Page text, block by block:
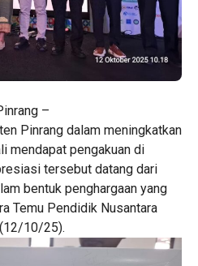
–
Pinrang dalam meningkatkan
mendapat pengakuan di
tersebut datang dari
bentuk penghargaan yang
Temu Pendidik Nusantara
10/25).